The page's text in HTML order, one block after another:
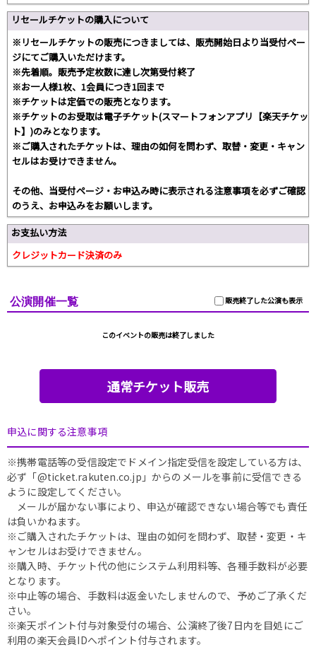
リセールチケットの購入について
※リセールチケットの販売につきましては、販売開始日より当受付ペー
ジにてご購入いただけます。
※先着順。販売予定枚数に達し次第受付終了
※お一人様1枚、1会員につき1回まで
※チケットは定価での販売となります。
※チケットのお受取は電子チケット(スマートフォンアプリ【楽天チケッ
ト】)のみとなります。
※ご購入されたチケットは、理由の如何を問わず、取替・変更・キャン
セルはお受けできません。
その他、当受付ページ・お申込み時に表示される注意事項を必ずご確認
のうえ、お申込みをお願いします。
お支払い方法
クレジットカード決済のみ
販売終了した公演も表示
公演開催一覧
このイベントの販売は終了しました
通常チケット販売
申込に関する注意事項
※携帯電話等の受信設定でドメイン指定受信を設定している方は、
必ず「@ticket.rakuten.co.jp」からのメールを事前に受信できる
ように設定してください。
メールが届かない事により、申込が確認できない場合等でも責任
は負いかねます。
※ご購入されたチケットは、理由の如何を問わず、取替・変更・キ
ャンセルはお受けできません。
※購入時、チケット代の他にシステム利用料等、各種手数料が必要
となります。
※中止等の場合、手数料は返金いたしませんので、予めご了承くだ
さい。
※楽天ポイント付与対象受付の場合、公演終了後7日内を目処にご
利用の楽天会員IDへポイント付与されます。